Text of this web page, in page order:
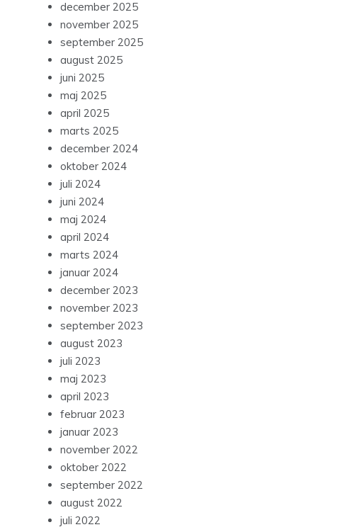
december 2025
november 2025
september 2025
august 2025
juni 2025
maj 2025
april 2025
marts 2025
december 2024
oktober 2024
juli 2024
juni 2024
maj 2024
april 2024
marts 2024
januar 2024
december 2023
november 2023
september 2023
august 2023
juli 2023
maj 2023
april 2023
februar 2023
januar 2023
november 2022
oktober 2022
september 2022
august 2022
juli 2022